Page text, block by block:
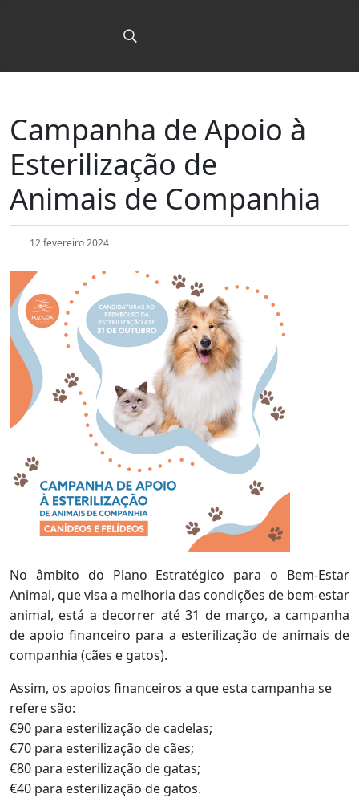
Campanha de Apoio à
Esterilização de
Animais de Companhia
12 fevereiro 2024
No âmbito do Plano Estratégico para o Bem-Estar
Animal, que visa a melhoria das condições de bem-estar
animal, está a decorrer até 31 de março, a campanha
de apoio financeiro para a esterilização de animais de
companhia (cães e gatos).
Assim, os apoios financeiros a que esta campanha se
refere são:
€90 para esterilização de cadelas;
€70 para esterilização de cães;
€80 para esterilização de gatas;
€40 para esterilização de gatos.